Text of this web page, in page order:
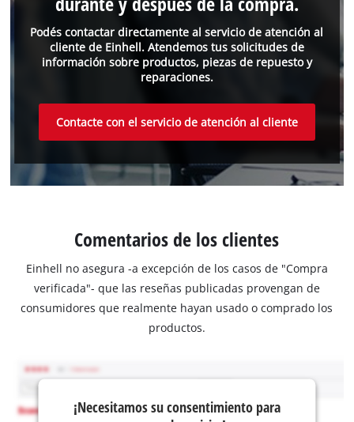
Podés contactar directamente al servicio de atención al
cliente de Einhell. Atendemos tus solicitudes de
información sobre productos, piezas de repuesto y
reparaciones.
Contacte con el servicio de atención al cliente
Comentarios de los clientes
Einhell no asegura -a excepción de los casos de "Compra
verificada"- que las reseñas publicadas provengan de
consumidores que realmente hayan usado o comprado los
productos.
¡Necesitamos su consentimiento para